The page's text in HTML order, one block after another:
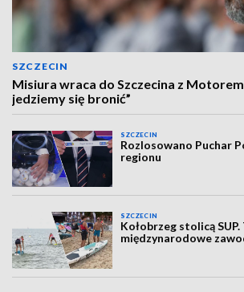
SZCZECIN
Misiura wraca do Szczecina z
jedziemy się bronić”
SZCZECIN
Rozlosowano Puchar
regionu
SZCZECIN
Kołobrzeg stolicą
międzynarodowe